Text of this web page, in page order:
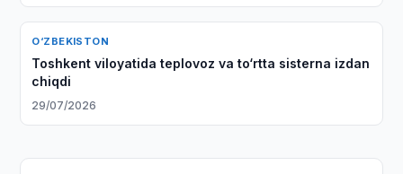
O‘ZBEKISTON
Toshkent viloyatida teplovoz va to‘rtta sisterna izdan
chiqdi
29/07/2026